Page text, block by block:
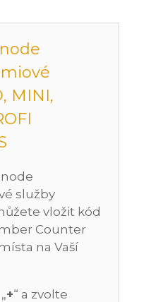
MINI,
služby
vložit kód
Counter
na Vaší
+“ a zvolte